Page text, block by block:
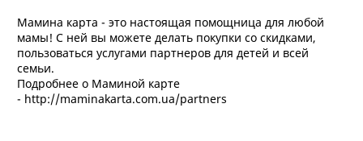
Мамина карта - это настоящая помощница для любой
мамы! С ней вы можете делать покупки со скидками,
пользоваться услугами партнеров для детей и всей
семьи.
Подробнее о Маминой карте
- http://maminakarta.com.ua/partners